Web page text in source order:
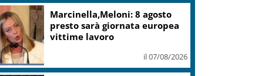
Marcinella,Meloni: 8 agosto
presto sarà giornata europea
vittime lavoro
il 07/08/2026